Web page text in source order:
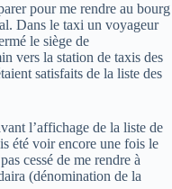
pour me rendre au bourg
Dans le taxi un voyageur
le siège de
vers la station de taxis des
satisfaits de la liste des
l’affichage de la liste de
été voir encore une fois le
cessé de me rendre à
(dénomination de la